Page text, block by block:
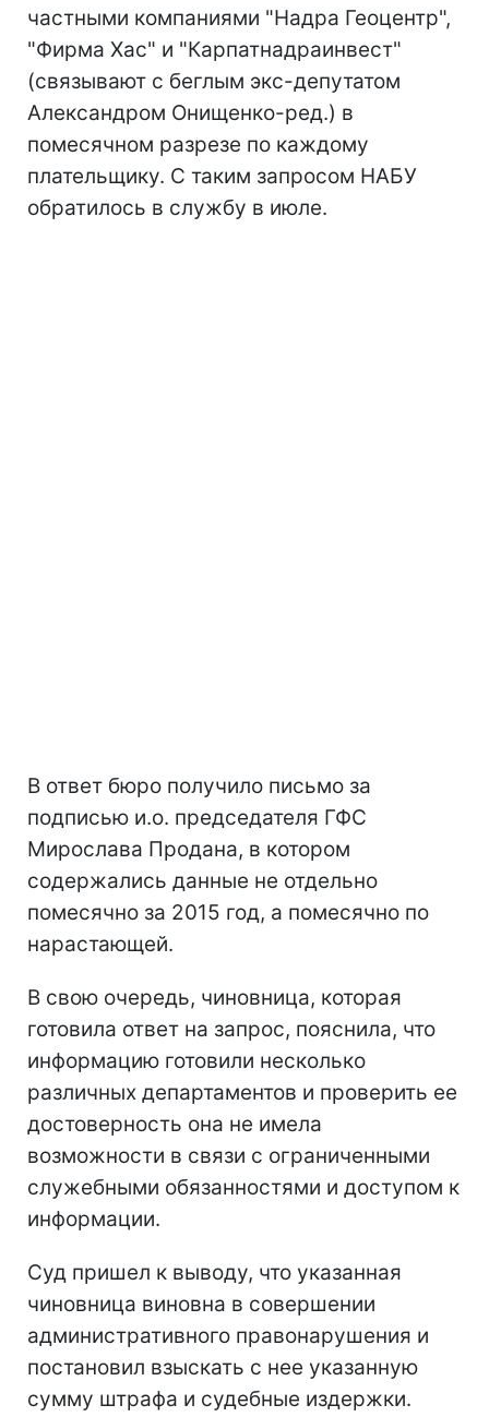
частными компаниями "Надра Геоцентр",
"Фирма Хас" и "Карпатнадраинвест"
(связывают с беглым экс-депутатом
Александром Онищенко-ред.) в
помесячном разрезе по каждому
плательщику. С таким запросом НАБУ
обратилось в службу в июле.
В ответ бюро получило письмо за
подписью и.о. председателя ГФС
Мирослава Продана, в котором
содержались данные не отдельно
помесячно за 2015 год, а помесячно по
нарастающей.
В свою очередь, чиновница, которая
готовила ответ на запрос, пояснила, что
информацию готовили несколько
различных департаментов и проверить ее
достоверность она не имела
возможности в связи с ограниченными
служебными обязанностями и доступом к
информации.
Суд пришел к выводу, что указанная
чиновница виновна в совершении
административного правонарушения и
постановил взыскать с нее указанную
сумму штрафа и судебные издержки.